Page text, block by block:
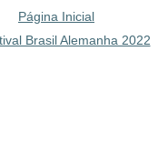
Página Inicial